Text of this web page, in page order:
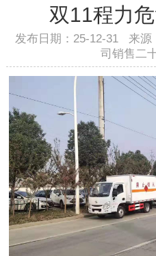
双11程力
发布日期：25-12-31 来源
司销售二